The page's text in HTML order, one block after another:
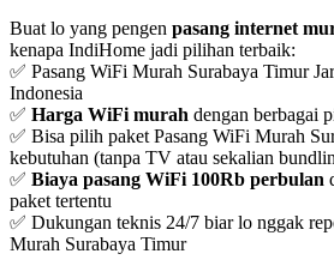
Buat lo yang pengen pasang internet
kenapa IndiHome jadi pilihan terbaik:
✅ Pasang WiFi Murah Surabaya Timur
Indonesia
✅ Harga WiFi murah dengan berbagai
✅ Bisa pilih paket Pasang WiFi Murah
kebutuhan (tanpa TV atau sekalian
✅ Biaya pasang WiFi 100Rb perbulan
paket tertentu
✅ Dukungan teknis 24/7 biar lo nggak
Murah Surabaya Timur